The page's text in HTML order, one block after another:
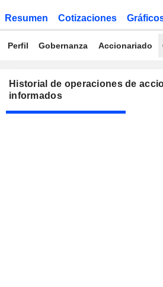
Resumen Cotizaciones
Perfil Gobernanza Accionariado
Historial de operaciones de
informados